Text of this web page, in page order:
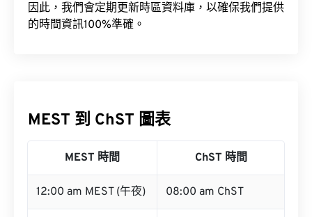
因此，我們會定期更新時區資料庫，以確保我們提供
的時間資訊100%準確。
MEST 到 ChST 圖表
MEST 時間 ChST 時間
12:00 am MEST (午夜) 08:00 am ChST